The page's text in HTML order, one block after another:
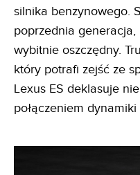
silnika benzynowego.
poprzednia
wybitnie oszczędny.
który potrafi zejść ze
Lexus ES deklasuje
połączeniem